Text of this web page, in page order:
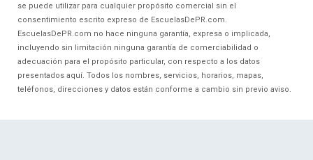
se puede utilizar para cualquier propósito comercial sin el
consentimiento escrito expreso de EscuelasDePR.com.
EscuelasDePR.com no hace ninguna garantía, expresa o implicada,
incluyendo sin limitación ninguna garantía de comerciabilidad o
adecuación para el propósito particular, con respecto a los datos
presentados aquí. Todos los nombres, servicios, horarios, mapas,
teléfonos, direcciones y datos están conforme a cambio sin previo aviso.